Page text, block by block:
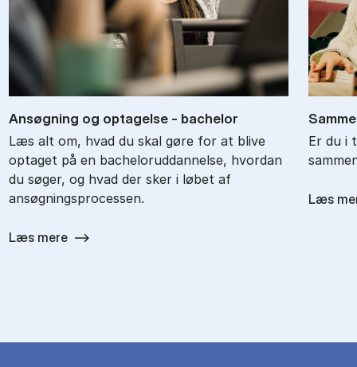
An­søg­ning og op­ta­gel­se - ba­chel­or
Læs alt om, hvad du skal gøre for at blive
optaget på en bacheloruddannelse, hvordan
du søger, og hvad der sker i løbet af
ansøgningsprocessen.
Læs mere
Er du i
Læs